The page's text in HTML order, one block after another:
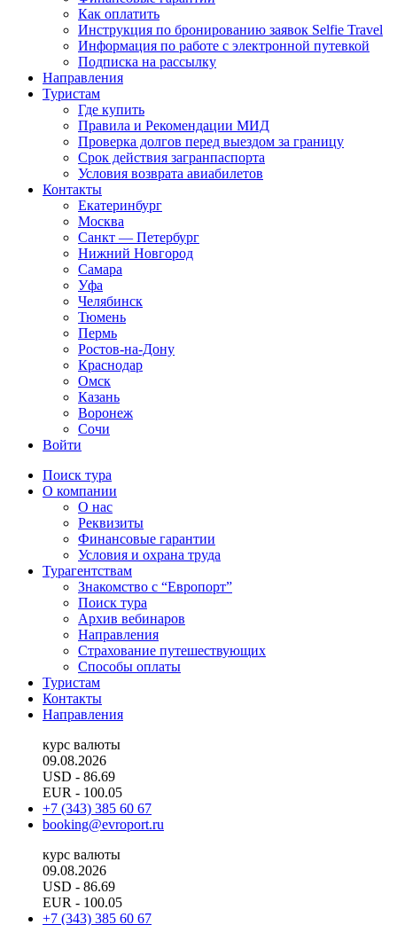
Как оплатить
Инструкция по бронированию заявок Selfie Travel
Информация по работе с электронной путевкой
Подписка на рассылку
Направления
Туристам
Где купить
Правила и Рекомендации МИД
Проверка долгов перед выездом за границу
Срок действия загранпаспорта
Условия возврата авиабилетов
Контакты
Екатеринбург
Москва
Санкт — Петербург
Нижний Новгород
Самара
Уфа
Челябинск
Тюмень
Пермь
Ростов-на-Дону
Краснодар
Омск
Казань
Воронеж
Сочи
Войти
Поиск тура
О компании
О нас
Реквизиты
Финансовые гарантии
Условия и охрана труда
Турагентствам
Знакомство с “Европорт”
Поиск тура
Архив вебинаров
Направления
Страхование путешествующих
Способы оплаты
Туристам
Контакты
Направления
курс валюты
09.08.2026
USD - 86.69
EUR - 100.05
+7 (343) 385 60 67
booking@evroport.ru
курс валюты
09.08.2026
USD - 86.69
EUR - 100.05
+7 (343) 385 60 67